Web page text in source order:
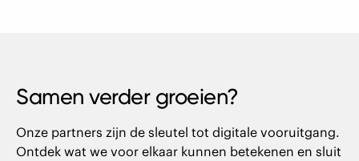
Samen verder groeien?
Onze partners zijn de sleutel tot digitale vooruitgang.
Ontdek wat we voor elkaar kunnen betekenen en sluit